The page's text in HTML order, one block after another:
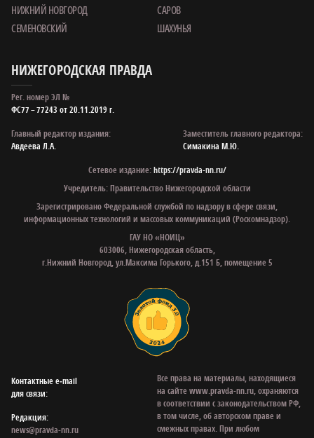
НИЖНИЙ НОВГОРОД
САРОВ
СЕМЕНОВСКИЙ
ШАХУНЬЯ
НИЖЕГОРОДСКАЯ ПРАВДА
Рег. номер ЭЛ №
ФС77 – 77243 от 20.11.2019 г.
Главный редактор издания:
Авдеева Л.А.
Заместитель главного редактора:
Симакина М.Ю.
Сетевое издание:https://pravda-nn.ru/
Учредитель: Правительство Нижегородской области
Зарегистрировано Федеральной службой по надзору в сфере связи,
информационных технологий и массовых коммуникаций (Роскомнадзор).
ГАУ НО «НОИЦ»
603006, Нижегородская область,
г.Нижний Новгород, ул.Максима Горького, д.151 Б, помещение 5
Контактные e‑mail
для связи:
Редакция:
news@pravda-nn.ru
Все права на материалы, находящиеся
на сайте www.pravda-nn.ru, охраняются
в соответствии с законодательством РФ,
в том числе, об авторском праве и
смежных правах. При любом